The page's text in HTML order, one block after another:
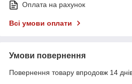
Оплата на рахунок
Всі умови оплати
Умови повернення
Повернення товару впродовж 14